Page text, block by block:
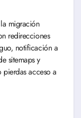
migración
redirecciones
notificación a
sitemaps y
pierdas acceso a